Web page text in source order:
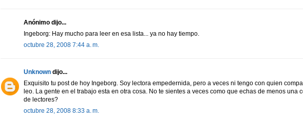
Anónimo dijo...
Ingeborg: Hay mucho para leer en esa lista... ya no hay tiempo.
octubre 28, 2008 7:44 a. m.
Unknown dijo...
Exquisito tu post de hoy Ingeborg. Soy lectora empedernida, pero a veces ni tengo con quien
leo. La gente en el trabajo esta en otra cosa. No te sientes a veces como que echas de menos una
de lectores?
octubre 28, 2008 8:33 a. m.